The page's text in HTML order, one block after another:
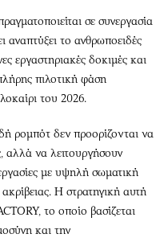
σε συνεργασία
το ανθρωποειδές
εργαστηριακές δοκιμές και
πιλοτική φάση
του 2026.
ρομπότ δεν προορίζονται να
αλλά να λειτουργήσουν
με υψηλή σωματική
Η στρατηγική αυτή
το οποίο βασίζεται
και την